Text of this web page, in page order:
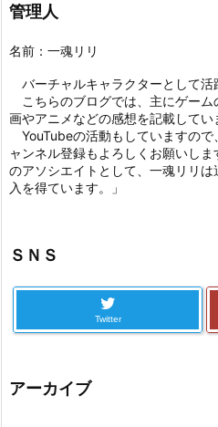
管理人
名前：一魂リリ
バーチャルキャラクターとして活
こちらのブログでは、主にゲーム
画やアニメなどの感想を記載してい
YouTubeの活動もしていますので
ャンネル登録もよろしくお願いし
のアソシエイトとして、一魂リリは
入を得ています。」
ＳＮＳ
Twitter
アーカイブ